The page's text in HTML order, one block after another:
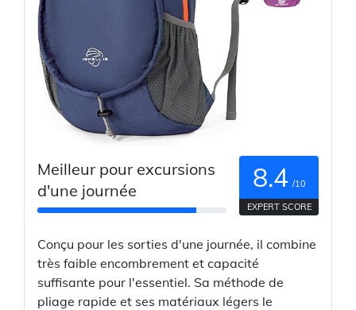
Meilleur pour excursions
d'une journée
8.4 /10
EXPERT SCORE
Conçu pour les sorties d'une journée, il combine
très faible encombrement et capacité
suffisante pour l'essentiel. Sa méthode de
pliage rapide et ses matériaux légers le